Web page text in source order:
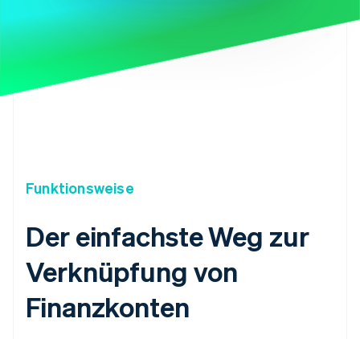
Funktionsweise
Der einfachste Weg zur
Verknüpfung von
Finanzkonten